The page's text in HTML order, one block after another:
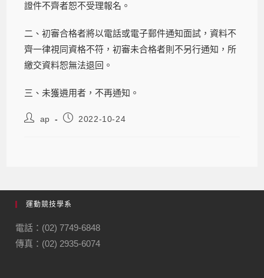
證件不齊者恕不受理報名。
二、初審合格者將以電話或電子郵件通知面試，資料不
齊一律視同資格不符，初審未合格者則不另行通知，所
繳交資料恕無法退回。
三、未獲遴用者，不再通知。
ap 2022-10-24
運動競技學系
電話：(02) 7749-6848
傳真：(02) 2935-6074